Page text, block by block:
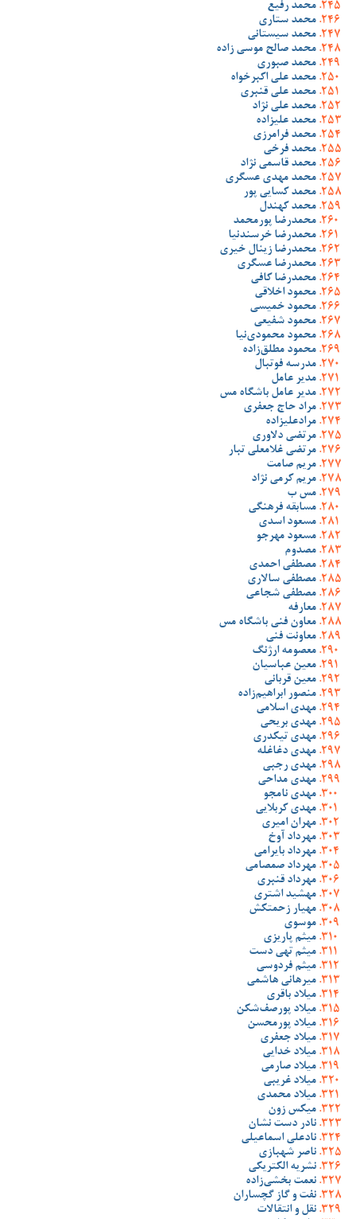
محمد رفیع
محمد ستاری
محمد سیستانی
محمد صالح موسی زاده
محمد صبوری
محمد علی اکبرخواه
محمد علی قنبری
محمد علی نژاد
محمد علیزاده
محمد فرامرزی
محمد فرخی
محمد قاسمی نژاد
محمد مهدی عسگری
محمد کسایی پور
محمد کهندل
محمدرضا پورمحمد
محمدرضا خرسندنیا
محمدرضا زینال خیری
محمدرضا عسگری
محمدرضا کافی
محمود اخلاقی
محمود خمیسی
محمود شفیعی
محمود محمودی‌نیا
محمود مطلق‌زاده
مدرسه فوتبال
مدیر عامل
مدیر عامل باشگاه مس
مراد حاج جعفری
مرادعلیزاده
مرتضی دلاوری
مرتضی غلامعلی تبار
مریم صامت
مریم کرمی نژاد
مس ب
مسابقه فرهنگی
مسعود اسدی
مسعود مهرجو
مصدوم
مصطفی احمدی
مصطفی سالاری
مصطفی شجاعی
معارفه
معاون فنی باشگاه مس
معاونت فنی
معصومه ارژنگ
معین عباسیان
معین قربانی
منصور ابراهیم‌زاده
مهدی اسلامی
مهدی بریحی
مهدی تیکدری
مهدی دغاغله
مهدی رجبی
مهدی مداحی
مهدی نامجو
مهدی کربلایی
مهران امیری
مهرداد آوخ
مهرداد بایرامی
مهرداد صمصامی
مهرداد قنبری
مهشید اشتری
مهیار زحمتکش
موسوی
میثم پاریزی
میثم تهی دست
میثم فردوسی
میرهانی هاشمی
میلاد باقری
میلاد پورصف‌شکن
میلاد پورمحسن
میلاد جعفری
میلاد خدایی
میلاد صارمی
میلاد غریبی
میلاد محمدی
میکس زون
نادر دست نشان
نادعلی اسماعیلی
ناصر شهبازی
نشریه الکتریکی
نعمت بخشی‌زاده
نفت و گاز گچساران
نقل و انتقالات